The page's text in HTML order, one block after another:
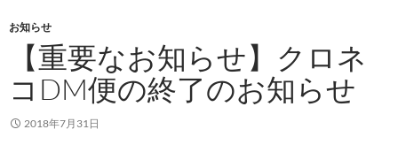
キお知らせ
【重要なお知らせ】クロネ
コDM便の終了のお知らせ
2018年7月31日